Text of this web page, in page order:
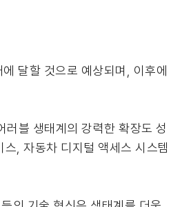
달할 것으로 예상되며, 이후에
블 생태계의 강력한 확장도 성
, 자동차 디지털 액세스 시스템